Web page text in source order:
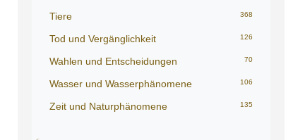
Tiere 368
Tod und Vergänglichkeit 126
Wahlen und Entscheidungen 70
Wasser und Wasserphänomene 106
Zeit und Naturphänomene 135